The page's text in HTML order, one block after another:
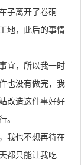
子离开了卷硐
地，此后的事情
宜，所以我一时
也没有做完，我
改造这件事好好
。
我也不想再待在
都只能让我吃